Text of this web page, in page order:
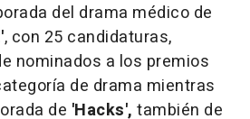
del drama médico de
, con 25 candidaturas,
nominados a los premios
de drama mientras
de 'Hacks', también de